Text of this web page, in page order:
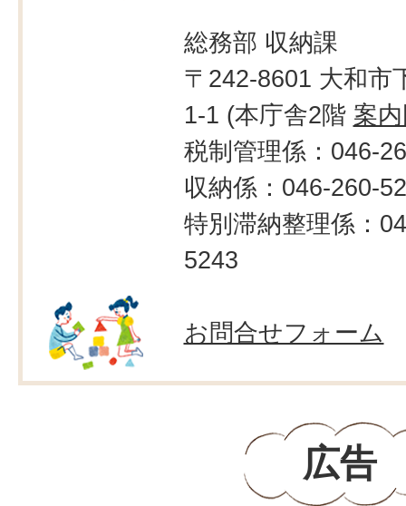
総務部 収納課
〒242-8601 大和市
1-1 (本庁舎2階 案
税制管理係：046-
収納係：046-260-
特別滞納整理係：
5243
お問合せフォーム
広告